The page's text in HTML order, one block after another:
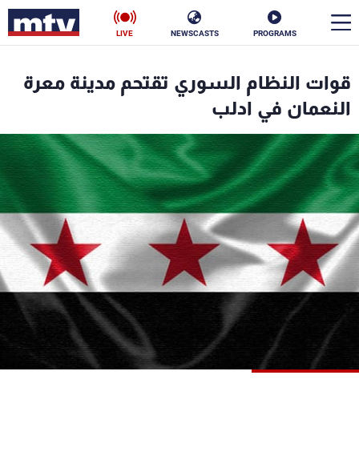
PROGRAMS
NEWSCASTS
LIVE
قوات النظام السوري تقتحم مدينة معرة
النعمان في ادلب
الأخبار
سياسة ناس
إقتصاد فن
منوعات رياضة
كأس العالم
البرامج
جدول البرامج
شاهد البرامج